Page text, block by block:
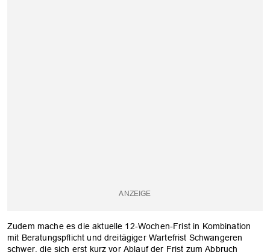
Zudem mache es die aktuelle 12-Wochen-Frist in Kombination
mit Beratungspflicht und dreitägiger Wartefrist Schwangeren
schwer, die sich erst kurz vor Ablauf der Frist zum Abbruch